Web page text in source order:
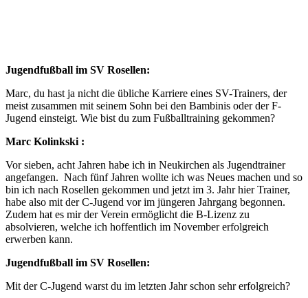
Jugendfußball im SV Rosellen:
Marc, du hast ja nicht die übliche Karriere eines SV-Trainers, der
meist zusammen mit seinem Sohn bei den Bambinis oder der F-
Jugend einsteigt. Wie bist du zum Fußballtraining gekommen?
Marc Kolinkski :
Vor sieben, acht Jahren habe ich in Neukirchen als Jugendtrainer
angefangen. Nach fünf Jahren wollte ich was Neues machen und so
bin ich nach Rosellen gekommen und jetzt im 3. Jahr hier Trainer,
habe also mit der C-Jugend vor im jüngeren Jahrgang begonnen.
Zudem hat es mir der Verein ermöglicht die B-Lizenz zu
absolvieren, welche ich hoffentlich im November erfolgreich
erwerben kann.
Jugendfußball im SV Rosellen:
Mit der C-Jugend warst du im letzten Jahr schon sehr erfolgreich?